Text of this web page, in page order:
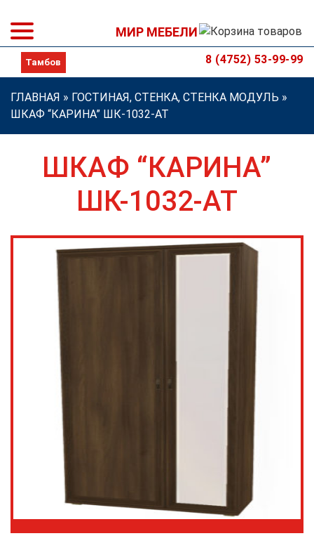
МИР МЕБЕЛИ
8 (4752) 53-99-99
ГЛАВНАЯ » ГОСТИНАЯ, СТЕНКА, СТЕНКА МОДУЛЬ »
ШКАФ “КАРИНА” ШК-1032-АТ
ШКАФ “КАРИНА”
ШК-1032-АТ